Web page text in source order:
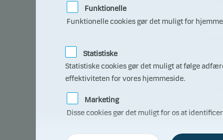
Funktionelle
Funktionelle cookies gør det muligt for
Statistiske
Statistiske cookies gør det muligt at følge
effektiviteten for vores hjemmeside.
Marketing
Disse cookies gør det muligt for os at